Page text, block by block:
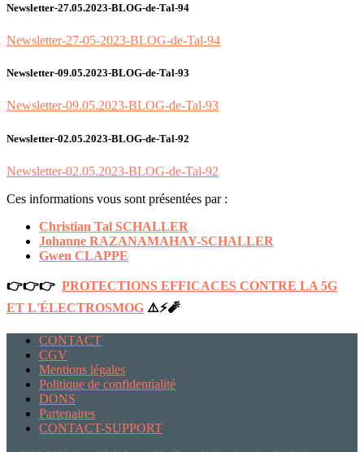
Newsletter-27.05.2023-BLOG-de-Tal-94
Newsletter-27-05-2023-BLOG-de-Tal-94
Newsletter-09.05.2023-BLOG-de-Tal-93
Newsletter-09.05.2023-BLOG-de-Tal-93
Newsletter-02.05.2023-BLOG-de-Tal-92
Newsletter-02.05.2023-BLOG-de-Tal-92
Ces informations vous sont présentées par :
Christian Tal SCHALLER
Johanne RAZANAMAHAY-SCHALLER
Gwen CLAPPE
👉👉👉 PROTECTIONS EFFICACES CONTRE LA 5G
ET L'ÉLECTROSMOG ⚠️⚡️🧨
CONTACT
CGV
Mentions légales
Politique de confidentialité
DONS
Partenaires
CONTACT-SUPPORT